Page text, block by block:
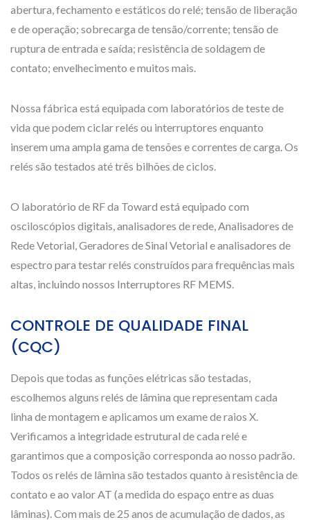
abertura, fechamento e estáticos do relé; tensão de liberação
e de operação; sobrecarga de tensão/corrente; tensão de
ruptura de entrada e saída; resistência de soldagem de
contato; envelhecimento e muitos mais.
Nossa fábrica está equipada com laboratórios de teste de
vida que podem ciclar relés ou interruptores enquanto
inserem uma ampla gama de tensões e correntes de carga. Os
relés são testados até três bilhões de ciclos.
O laboratório de RF da Toward está equipado com
osciloscópios digitais, analisadores de rede, Analisadores de
Rede Vetorial, Geradores de Sinal Vetorial e analisadores de
espectro para testar relés construídos para frequências mais
altas, incluindo nossos Interruptores RF MEMS.
CONTROLE DE QUALIDADE FINAL
(CQC)
Depois que todas as funções elétricas são testadas,
escolhemos alguns relés de lâmina que representam cada
linha de montagem e aplicamos um exame de raios X.
Verificamos a integridade estrutural de cada relé e
garantimos que a composição corresponda ao nosso padrão.
Todos os relés de lâmina são testados quanto à resistência de
contato e ao valor AT (a medida do espaço entre as duas
lâminas). Com mais de 25 anos de acumulação de dados, as